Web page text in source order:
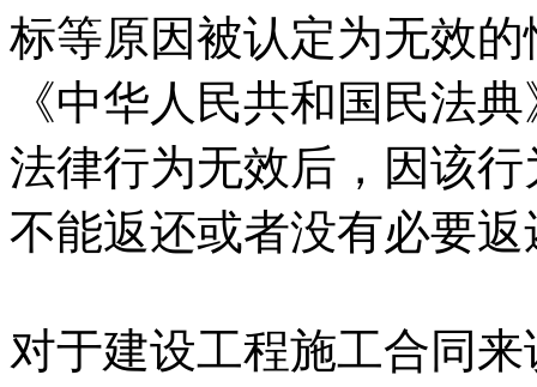
标等原因被认定为无效
《中华人民共和国民法
法律行为无效后，因该
不能返还或者没有必要
对于建设工程施工合同